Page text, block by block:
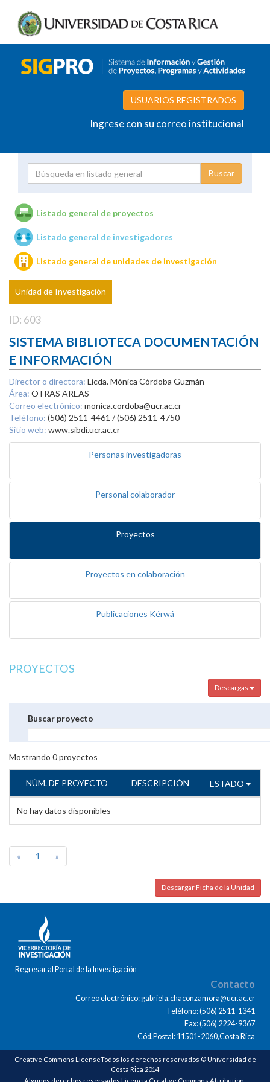
USUARIOS REGISTRADOS
Ingrese con su correo institucional
Unidades de investigación
Listado general de proyectos
Listado general de investigadores
Listado general de unidades de investigación
Unidad de Investigación
ID: 603
SISTEMA BIBLIOTECA DOCUMENTACIÓN
E INFORMACIÓN
Director o directora: Licda. Mónica Córdoba Guzmán
Área: OTRAS AREAS
Correo electrónico: monica.cordoba@ucr.ac.cr
Teléfono: (506) 2511-4461 / (506) 2511-4750
Sitio web: www.sibdi.ucr.ac.cr
Personas investigadoras
Personal colaborador
Proyectos
Proyectos en colaboración
Publicaciones Kérwá
PROYECTOS
Descargas
Buscar proyecto
Mostrando 0proyectos
NÚM. DE PROYECTO DESCRIPCIÓN ESTADO
No hay datos disponibles
« 1 »
Descargar Ficha de la Unidad
Regresar al Portal de la Investigación
Contacto
Correo electrónico: gabriela.chaconzamora@ucr.ac.cr
Teléfono: (506) 2511-1341
Fax: (506) 2224-9367
Cód.Postal: 11501-2060,Costa Rica
Creative Commons LicenseTodos los derechos reservados © Universidad de
Costa Rica 2014